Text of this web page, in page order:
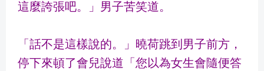
這麼誇張吧。」男子苦笑道。
「話不是這樣說的。」曉荷跳到男子前方，
停下來頓了會兒說道「您以為女生會隨便答